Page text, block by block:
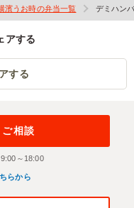
濱うお時の弁当一覧 デミハン
アする
する
相談
～18:00
らから